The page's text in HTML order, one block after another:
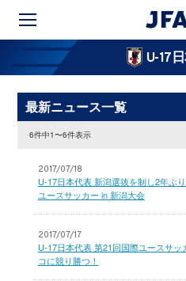
U-17
最新ニュース一覧
6件中1〜6件表示
2017/07/18
U-17日本代表 新潟選抜を制し2年ぶ
ユースサッカー in 新潟大会
2017/07/17
U-17日本代表 第21回国際ユースサ
コに競り勝つ！